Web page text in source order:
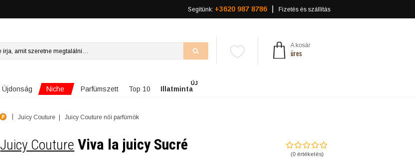
Segítünk: +3620 987 8786 Fizetés és szállítás
A kosár
üres
Újdonság Niche Parfümszett Top 10 Illatminta
ÚJ
Juicy Couture Juicy Couture női parfümök
Juicy Couture Viva la juicy Sucré
(0értékelés)